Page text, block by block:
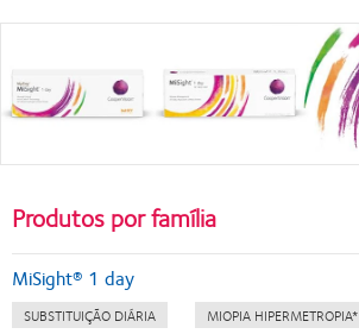
Produtos por família
MiSight® 1 day
SUBSTITUIÇÃO DIÁRIA MIOPIA HIPERMETROPIA*